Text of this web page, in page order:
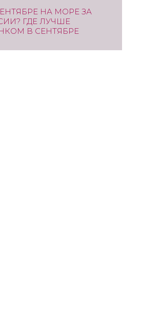
НА МОРЕ ЗА
ГДЕ ЛУЧШЕ
В СЕНТЯБРЕ